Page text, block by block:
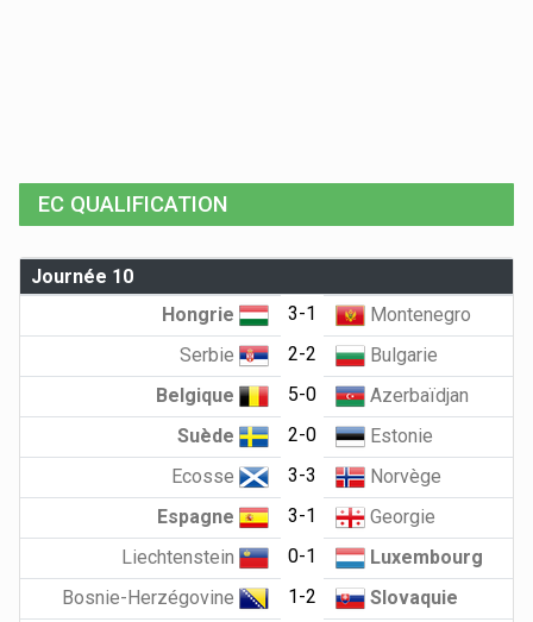
EC QUALIFICATION
Journée 10
Hongrie
3-1
Montenegro
Serbie
2-2
Bulgarie
Belgique
5-0
Azerbaïdjan
Suède
2-0
Estonie
Ecosse
3-3
Norvège
Espagne
3-1
Georgie
Liechtenstein
0-1
Luxembourg
Bosnie-Herzégovine
1-2
Slovaquie